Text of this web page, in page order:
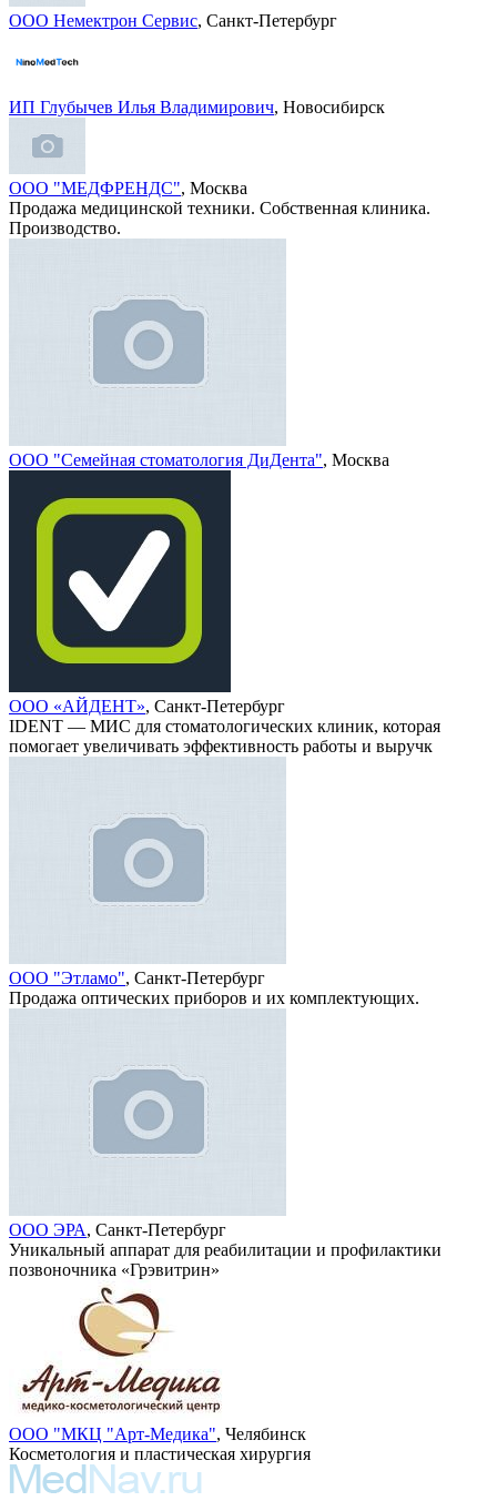
ООО Немектрон Сервис, Санкт-Петербург
ИП Глубычев Илья Владимирович, Новосибирск
ООО "МЕДФРЕНДС", Москва
Продажа медицинской техники. Собственная клиника.
Производство.
ООО "Семейная стоматология ДиДента", Москва
ООО «АЙДЕНТ», Санкт-Петербург
IDENT — МИС для стоматологических клиник, которая
помогает увеличивать эффективность работы и выручк
ООО "Этламо", Санкт-Петербург
Продажа оптических приборов и их комплектующих.
ООО ЭРА, Санкт-Петербург
Уникальный аппарат для реабилитации и профилактики
позвоночника «Грэвитрин»
ООО "МКЦ "Арт-Медика", Челябинск
Косметология и пластическая хирургия